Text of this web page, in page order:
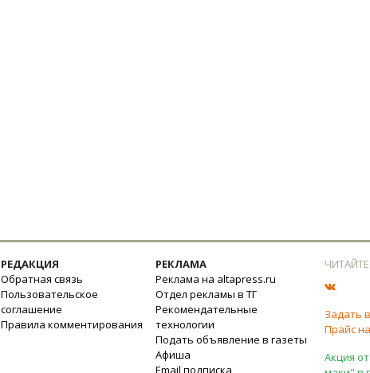
РЕДАКЦИЯ
Обратная связь
Пользовательское
соглашение
Правила комментирования
РЕКЛАМА
Реклама на altapress.ru
Отдел рекламы в ТГ
Рекомендательные
технологии
Подать объявление в газеты
Афиша
Email подписка
Задать
Прайс
Акция